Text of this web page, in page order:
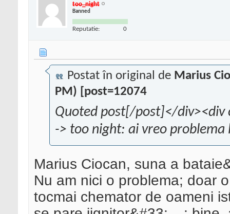
too_night
Banned
Reputatie: 0
Postat în original de Marius
PM) [post=12074
Quoted post[/post]</div><div
-> too night: ai vreo problema
Marius Ciocan, suna a
Nu am nici o problema; doar
tocmai chemator de oameni